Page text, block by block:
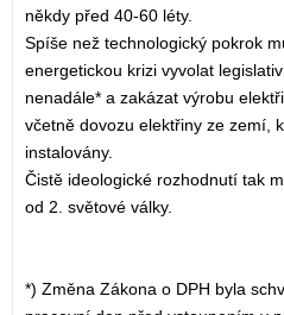
někdy před 40-60 léty.
Spíše než technologický pokrok
energetickou krizi vyvolat
nenadále* a zakázat výrobu
včetně dovozu elektřiny ze zemí,
instalovány.
Čistě ideologické rozhodnutí tak
od 2. světové války.
*) Změna Zákona o DPH byla